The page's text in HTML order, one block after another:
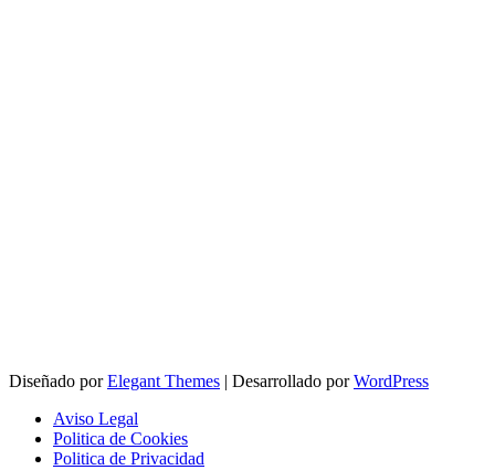
Diseñado porElegant Themes | Desarrollado porWordPress
Aviso Legal
Politica de Cookies
Politica de Privacidad